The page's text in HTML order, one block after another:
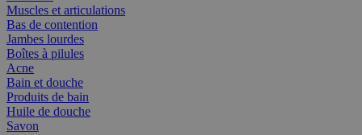
Muscles et articulations
Bas de contention
Jambes lourdes
Boîtes à pilules
Acne
Bain et douche
Produits de bain
Huile de douche
Savon